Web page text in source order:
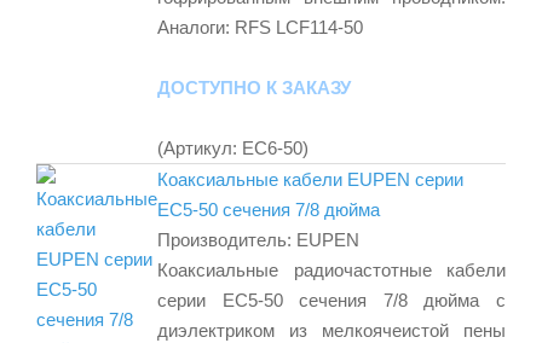
Аналоги: RFS LCF114-50
ДОСТУПНО К ЗАКАЗУ
(Артикул: EC6-50)
Коаксиальные кабели EUPEN серии
EC5-50 сечения 7/8 дюйма
Производитель: EUPEN
Коаксиальные радиочастотные кабели
серии EC5-50 сечения 7/8 дюйма с
диэлектриком из мелкоячеистой пены